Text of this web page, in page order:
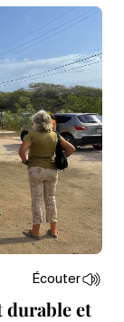
Écouter
durable et